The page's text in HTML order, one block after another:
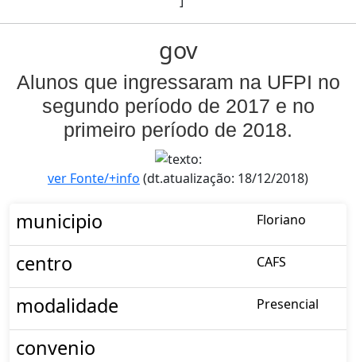
gov
Alunos que ingressaram na UFPI no
segundo período de 2017 e no
primeiro período de 2018.
ver Fonte/+info (dt.atualização: 18/12/2018)
municipio Floriano
centro CAFS
modalidade Presencial
convenio